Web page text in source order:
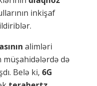
inkişaf
alimləri
müşahidələrdə də
Belə ki, 6G